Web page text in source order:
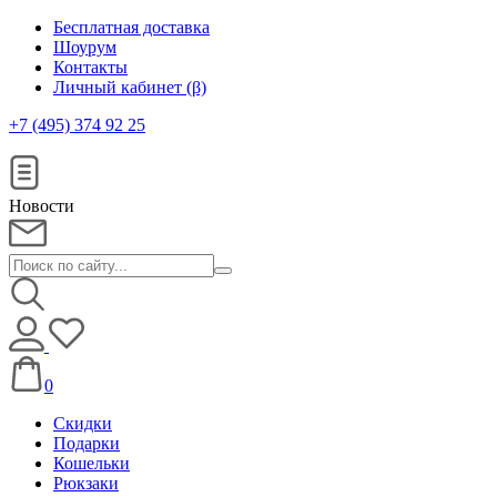
Бесплатная доставка
Шоурум
Контакты
Личный кабинет (β)
+7 (495) 374 92 25
Новости
0
Скидки
Подарки
Кошельки
Рюкзаки